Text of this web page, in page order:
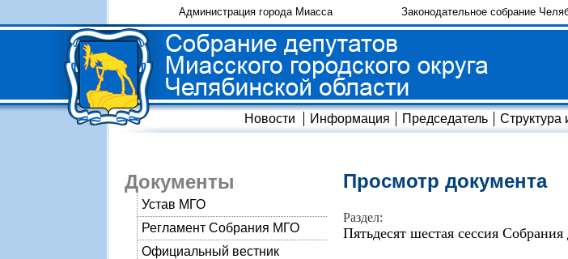
Администрация города Миасса Законодательное собрание
Новости Информация Председатель Структура
Документы
Устав МГО
Регламент Собрания МГО
Официальный вестник
Просмотр документа
Раздел:
Пятьдесят шестая сессия